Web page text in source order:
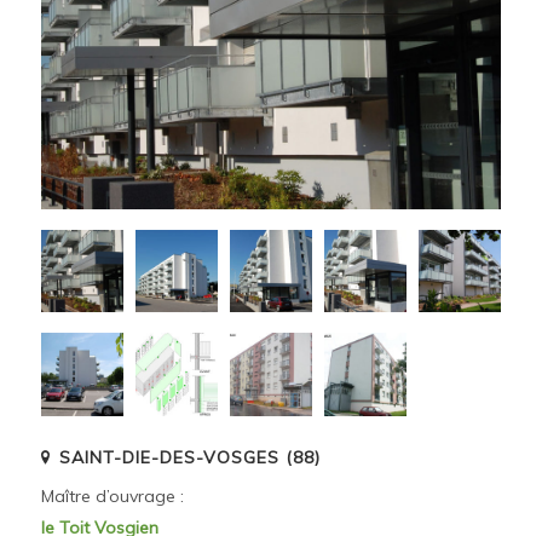
SAINT-DIE-DES-VOSGES (88)
Maître d’ouvrage :
le Toit Vosgien